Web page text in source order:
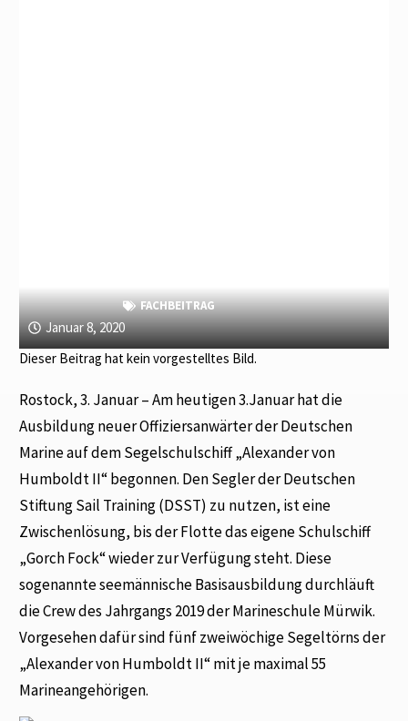
FACHBEITRAG
Januar 8, 2020
Dieser Beitrag hat kein vorgestelltes Bild.
Rostock, 3. Januar – Am heutigen 3.Januar hat die
Ausbildung neuer Offiziersanwärter der Deutschen
Marine auf dem Segelschulschiff „Alexander von
Humboldt II“ begonnen. Den Segler der Deutschen
Stiftung Sail Training (DSST) zu nutzen, ist eine
Zwischenlösung, bis der Flotte das eigene Schulschiff
„Gorch Fock“ wieder zur Verfügung steht. Diese
sogenannte seemännische Basisausbildung durchläuft
die Crew des Jahrgangs 2019 der Marineschule Mürwik.
Vorgesehen dafür sind fünf zweiwöchige Segeltörns der
„Alexander von Humboldt II“ mit je maximal 55
Marineangehörigen.